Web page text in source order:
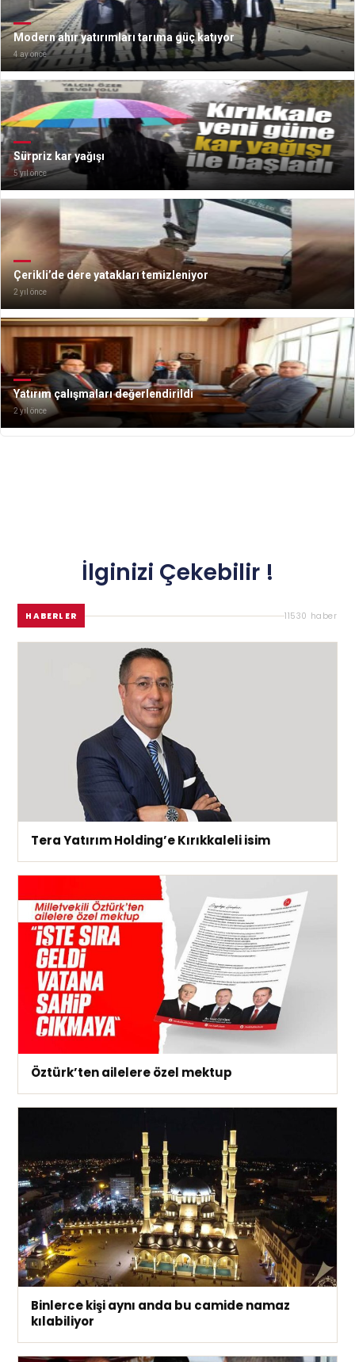
Modern ahır yatırımları tarıma güç katıyor
4 ay önce
Sürpriz kar yağışı
5 yıl önce
Çerikli’de dere yatakları temizleniyor
2 yıl önce
Yatırım çalışmaları değerlendirildi
2 yıl önce
İlginizi Çekebilir !
HABERLER 11530 haber
Tera Yatırım Holding’e Kırıkkaleli isim
Öztürk’ten ailelere özel mektup
Binlerce kişi aynı anda bu camide namaz
kılabiliyor